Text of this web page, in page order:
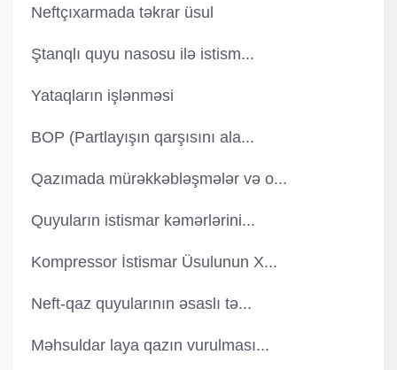
Neftçıxarmada təkrar üsul
Ştanqlı quyu nasosu ilə istism...
Yataqların işlənməsi
BOP (Partlayışın qarşısını ala...
Qazımada mürəkkəbləşmələr və o...
Quyuların istismar kəmərlərini...
Kompressor İstismar Üsulunun X...
Neft-qaz quyularının əsaslı tə...
Məhsuldar laya qazın vurulması...